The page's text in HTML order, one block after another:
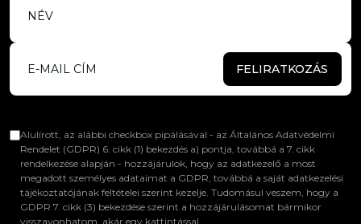
FELIRATKOZÁS
Alulírott, az alábbi checkbox pipálásával - az Általános Adatvédelmi
Rendelet (GDPR) 6. cikk (1) bekezdés a) pontja, továbbá a 7. cikk
rendelkezése alapján - hozzájárulok, hogy az adatkezelő a most
megadott személyes adataimat a GDPR, továbbá a saját adatkezelési
tájékoztatójának feltételei szerint kezelje. Tudomásul veszem, hogy a
GDPR 7. cikk (3) bekezdése szerint a hozzájárulásomat bármikor
visszavonhatom, akár egy kattintással.